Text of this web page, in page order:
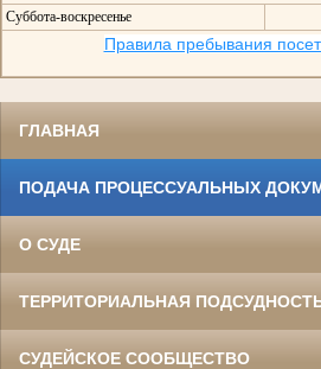
Суббота-воскресенье
Правила пребывания
ГЛАВНАЯ
ПОДАЧА ПРОЦЕССУАЛЬНЫХ
О СУДЕ
ТЕРРИТОРИАЛЬНАЯ
СУДЕЙСКОЕ СООБЩЕСТВО